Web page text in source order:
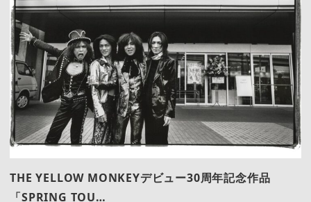
THE YELLOW MONKEYデビュー30周年記念作品
「SPRING TOU…